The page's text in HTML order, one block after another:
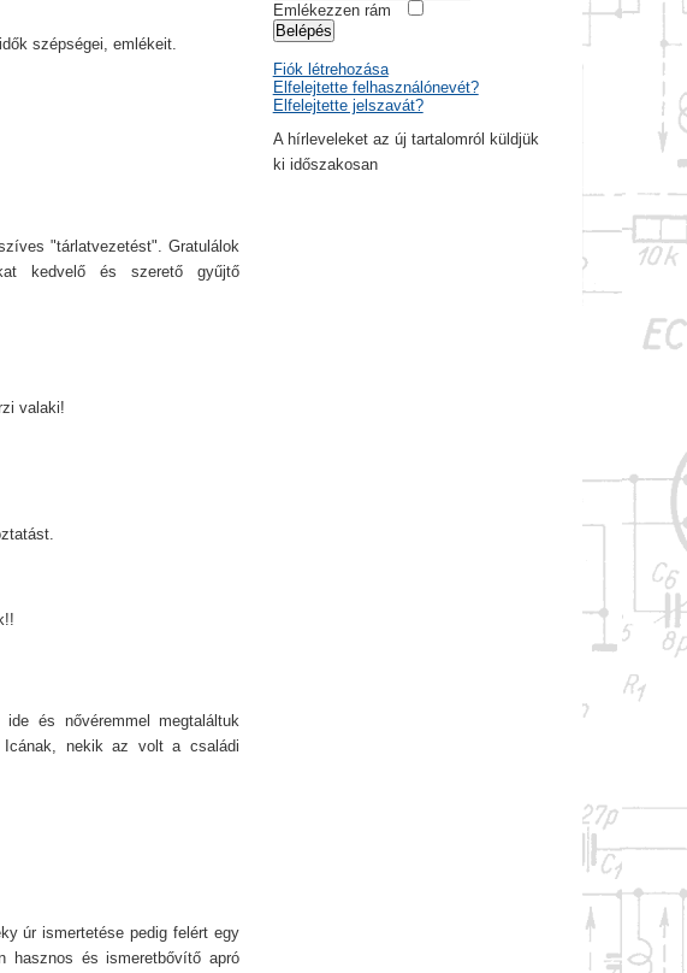
szépségei, emlékeit.
"tárlatvezetést". Gratulálok
kedvelő és szerető gyűjtő
valaki!
és nővéremmel megtaláltuk
Icának, nekik az volt a családi
úr ismertetése pedig felért egy
hasznos és ismeretbővítő apró
Emlékezzen rám
Belépés
Fiók létrehozása
Elfelejtette felhasználónevét?
Elfelejtette jelszavát?
A hírleveleket az új tartalomról küldjük
ki időszakosan